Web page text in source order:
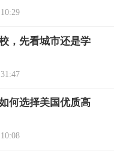
，先看城市还是学
何选择美国优质高